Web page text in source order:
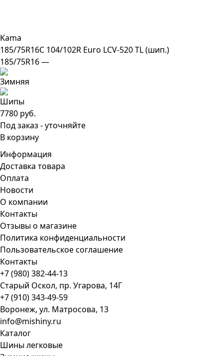
Kama
185/75R16C 104/102R Euro LCV-520 TL (шип.)
185/75R16 —
7780 руб.
Под заказ - уточняйте
В корзину
Информация
Доставка товара
Оплата
Новости
О компании
Контакты
Отзывы о магазине
Политика конфиденциальности
Пользовательское соглашение
Контакты
+7 (980) 382-44-13
Старый Оскол, пр. Угарова, 14Г
+7 (910) 343-49-59
Воронеж, ул. Матросова, 13
info@mishiny.ru
Каталог
Шины легковые